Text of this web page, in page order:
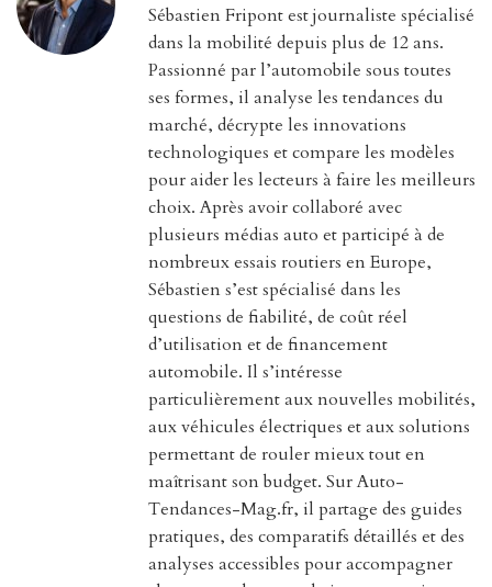
Sébastien Fripont est journaliste spécialisé
dans la mobilité depuis plus de 12 ans.
Passionné par l’automobile sous toutes
ses formes, il analyse les tendances du
marché, décrypte les innovations
technologiques et compare les modèles
pour aider les lecteurs à faire les meilleurs
choix. Après avoir collaboré avec
plusieurs médias auto et participé à de
nombreux essais routiers en Europe,
Sébastien s’est spécialisé dans les
questions de fiabilité, de coût réel
d’utilisation et de financement
automobile. Il s’intéresse
particulièrement aux nouvelles mobilités,
aux véhicules électriques et aux solutions
permettant de rouler mieux tout en
maîtrisant son budget. Sur Auto-
Tendances-Mag.fr, il partage des guides
pratiques, des comparatifs détaillés et des
analyses accessibles pour accompagner